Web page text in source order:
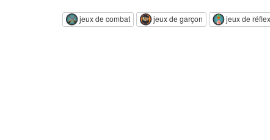
jeux de combat jeux de garçon jeux de